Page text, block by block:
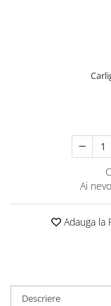
Carlige Hyundai
Carlige Infiniti
Carlige Jaecoo
Ai
Adauga la
Descriere